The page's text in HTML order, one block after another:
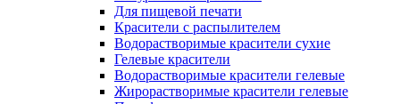
Для пищевой печати
Красители с распылителем
Водорастворимые красители сухие
Гелевые красители
Водорастворимые красители гелевые
Жирорастворимые красители гелевые